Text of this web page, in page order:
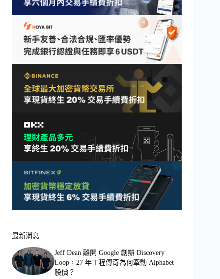
最新消息
Jeff Dean 離開 Google 創辦 Discovery
Loop，27 年工程傳奇為何牽動 Alphabet
股價？